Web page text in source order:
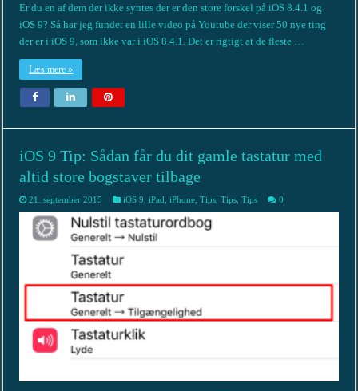
Er du en af dem der ikke syntes der er den store forskel på iOS 8.4.1 og
iOS 9? Så har jeg fundet en lille video på Youtube der viser 50 nye ting
der er i iOS 9, som ikke var i iOS 8.4.1. Det er rigtigt at de fleste …
Læs mere »
iOS 9 Tip: Sådan får du dit gamle tastatur med
altid store bogstaver tilbage
21. september 2015 iOS 9 ,iPad ,iPhone ,Tips ,Tips ,Tips 0